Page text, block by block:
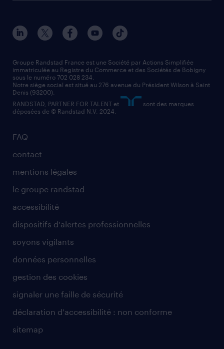
manutentionnaire
assistant administratif
comptable
contact entreprise
faq intérim / recrutement
nos agences par ville
nos agences par région
nos cabinets de recrutement
FAQ
contact
mentions légales
le groupe randstad
accessibilité
dispositifs d'alertes professionnelles
soyons vigilants
données personnelles
gestion des cookies
signaler une faille de sécurité
déclaration d'accessibilité : non conforme
sitemap
Groupe Randstad France est une Société par Actions Simplifiée
immatriculée au Registre du Commerce et des Sociétés de Bobigny
sous le numéro 702 028 234.
Notre siège social est situé au 276 avenue du Président Wilson à Saint
Denis (93200).
RANDSTAD, PARTNER FOR TALENT et
sont des marques
déposées de © Randstad N.V. 2024.